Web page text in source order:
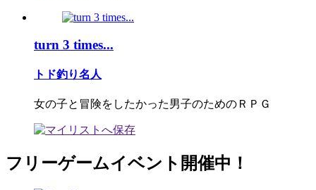
turn 3 times...
トド釣り名人
女の子と冒険をしたかった男子のためのＲＰＧ
フリーゲームイベント開催中！